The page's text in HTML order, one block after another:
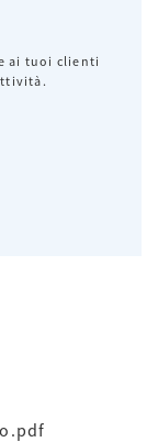
ai tuoi clienti